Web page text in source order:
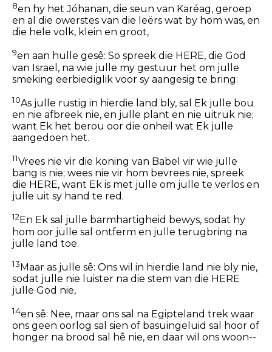
8en hy het Jóhanan, die seun van Karéag, geroep
en al die owerstes van die leërs wat by hom was, en
die hele volk, klein en groot,
9en aan hulle gesê: So spreek die HERE, die God
van Israel, na wie julle my gestuur het om julle
smeking eerbiediglik voor sy aangesig te bring:
10As julle rustig in hierdie land bly, sal Ek julle bou
en nie afbreek nie, en julle plant en nie uitruk nie;
want Ek het berou oor die onheil wat Ek julle
aangedoen het.
11Vrees nie vir die koning van Babel vir wie julle
bang is nie; wees nie vir hom bevrees nie, spreek
die HERE, want Ek is met julle om julle te verlos en
julle uit sy hand te red.
12En Ek sal julle barmhartigheid bewys, sodat hy
hom oor julle sal ontferm en julle terugbring na
julle land toe.
13Maar as julle sê: Ons wil in hierdie land nie bly nie,
sodat julle nie luister na die stem van die HERE
julle God nie,
14en sê: Nee, maar ons sal na Egipteland trek waar
ons geen oorlog sal sien of basuingeluid sal hoor of
honger na brood sal hê nie, en daar wil ons woon--